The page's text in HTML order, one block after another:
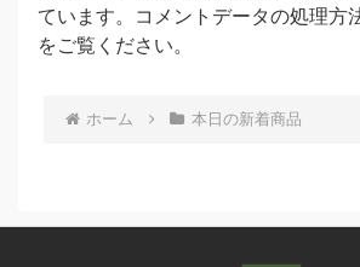
ています。
コメントデータの処理方
をご覧ください。
ホーム 本日の新着商品